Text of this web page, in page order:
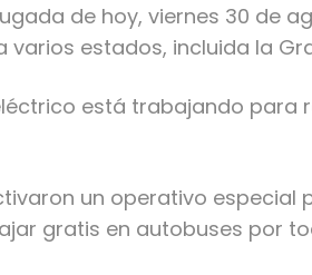
de hoy, viernes 30 de
estados, incluida la
está trabajando para
un operativo especial
gratis en autobuses por